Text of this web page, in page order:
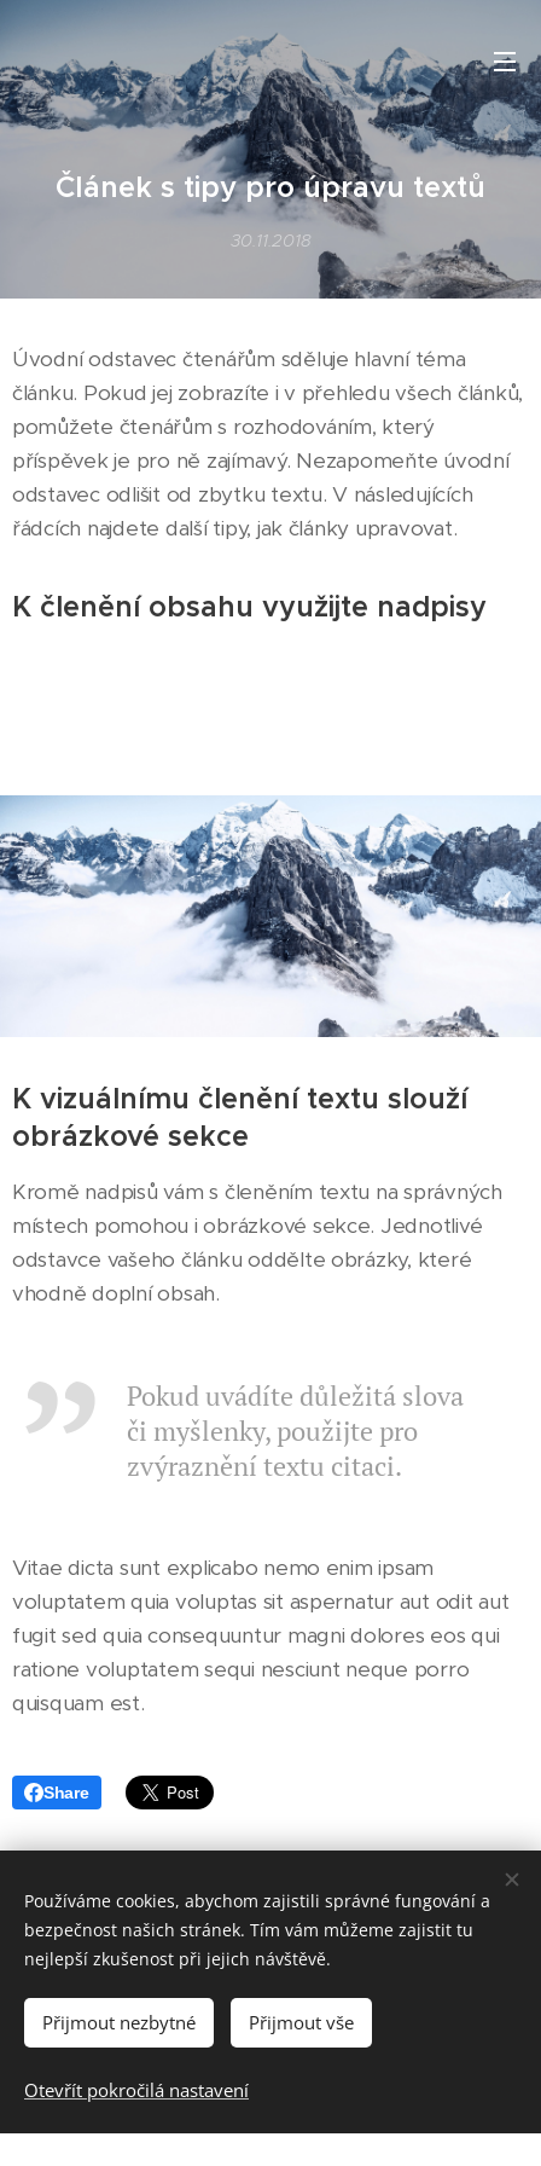
Článek s tipy pro úpravu textů
30.11.2018
Úvodní odstavec čtenářům sděluje hlavní téma
článku. Pokud jej zobrazíte i v přehledu všech článků,
pomůžete čtenářům s rozhodováním, který
příspěvek je pro ně zajímavý. Nezapomeňte úvodní
odstavec odlišit od zbytku textu. V následujících
řádcích najdete další tipy, jak články upravovat.
K členění obsahu využijte nadpisy
K vizuálnímu členění textu slouží
obrázkové sekce
Kromě nadpisů vám s členěním textu na správných
místech pomohou i obrázkové sekce. Jednotlivé
odstavce vašeho článku oddělte obrázky, které
vhodně doplní obsah.
Pokud uvádíte důležitá slova
či myšlenky, použijte pro
zvýraznění textu citaci.
Vitae dicta sunt explicabo nemo enim ipsam
voluptatem quia voluptas sit aspernatur aut odit aut
fugit sed quia consequuntur magni dolores eos qui
ratione voluptatem sequi nesciunt neque porro
quisquam est.
Share
Církev bratrská, Odbor pro misii a zakládání sborů – 7Z
Vytvořeno službou
Používáme cookies, abychom zajistili správné fungování a
bezpečnost našich stránek. Tím vám můžeme zajistit tu
nejlepší zkušenost při jejich návštěvě.
Přijmout nezbytné Přijmout vše
Otevřít pokročilá nastavení